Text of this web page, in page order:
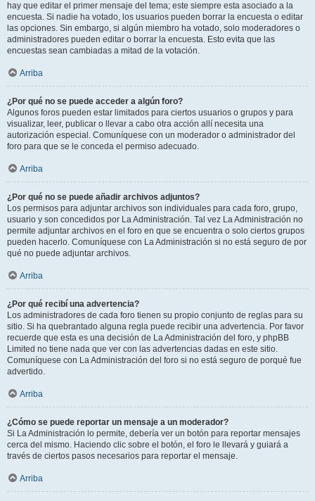
hay que editar el primer mensaje del tema; este siempre esta asociado a la
encuesta. Si nadie ha votado, los usuarios pueden borrar la encuesta o editar
las opciones. Sin embargo, si algún miembro ha votado, solo moderadores o
administradores pueden editar o borrar la encuesta. Esto evita que las
encuestas sean cambiadas a mitad de la votación.
Arriba
¿Por qué no se puede acceder a algún foro?
Algunos foros pueden estar limitados para ciertos usuarios o grupos y para
visualizar, leer, publicar o llevar a cabo otra acción allí necesita una
autorización especial. Comuníquese con un moderador o administrador del
foro para que se le conceda el permiso adecuado.
Arriba
¿Por qué no se puede añadir archivos adjuntos?
Los permisos para adjuntar archivos son individuales para cada foro, grupo,
usuario y son concedidos por La Administración. Tal vez La Administración no
permite adjuntar archivos en el foro en que se encuentra o solo ciertos grupos
pueden hacerlo. Comuníquese con La Administración si no está seguro de por
qué no puede adjuntar archivos.
Arriba
¿Por qué recibí una advertencia?
Los administradores de cada foro tienen su propio conjunto de reglas para su
sitio. Si ha quebrantado alguna regla puede recibir una advertencia. Por favor
recuerde que esta es una decisión de La Administración del foro, y phpBB
Limited no tiene nada que ver con las advertencias dadas en este sitio.
Comuníquese con La Administración del foro si no está seguro de porqué fue
advertido.
Arriba
¿Cómo se puede reportar un mensaje a un moderador?
Si La Administración lo permite, debería ver un botón para reportar mensajes
cerca del mismo. Haciendo clic sobre el botón, el foro le llevará y guiará a
través de ciertos pasos necesarios para reportar el mensaje.
Arriba